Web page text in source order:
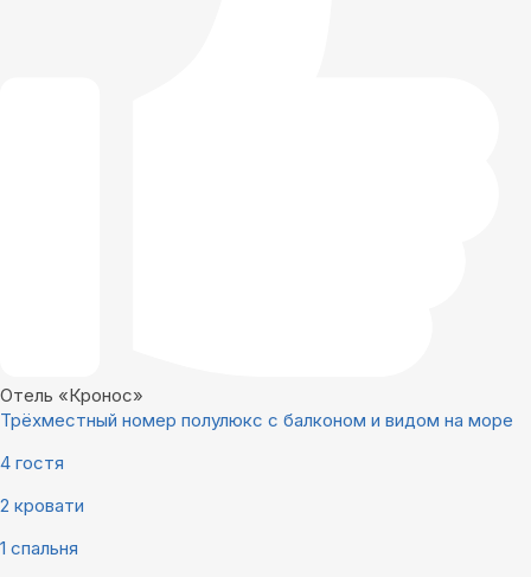
Отель «Кронос»
Трёхместный номер полулюкс с балконом и видом на море
4 гостя
2 кровати
1 спальня